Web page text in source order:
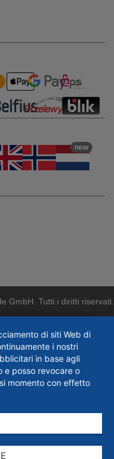
new
GmbH. Tutti i diritti riservati.
di siti Web di
i nostri
in base agli
e posso revocare o
momento con effetto